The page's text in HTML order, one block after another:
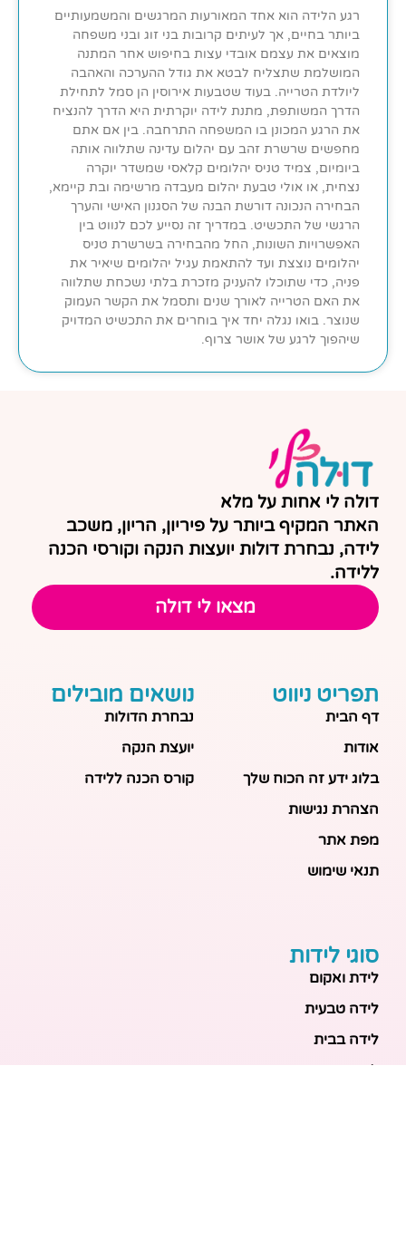
רגע הלידה הוא אחד המאורעות המרגשים והמשמעותיים
ביותר בחיים, אך לעיתים קרובות בני זוג ובני משפחה
מוצאים את עצמם אובדי עצות בחיפוש אחר המתנה
המושלמת שתצליח לבטא את גודל ההערכה והאהבה
ליולדת הטרייה. בעוד שטבעות אירוסין הן סמל לתחילת
הדרך המשותפת, מתנת לידה יוקרתית היא הדרך להנציח
את הרגע המכונן בו המשפחה התרחבה. בין אם אתם
מחפשים שרשרת זהב עם יהלום עדינה שתלווה אותה
ביומיום, צמיד טניס יהלומים קלאסי שמשדר יוקרה
נצחית, או אולי טבעת יהלום מעבדה מרשימה ובת קיימא,
הבחירה הנכונה דורשת הבנה של הסגנון האישי והערך
הרגשי של התכשיט. במדריך זה נסייע לכם לנווט בין
האפשרויות השונות, החל מהבחירה בשרשרת טניס
יהלומים נוצצת ועד להתאמת עגיל יהלומים שיאיר את
פניה, כדי שתוכלו להעניק מזכרת בלתי נשכחת שתלווה
את האם הטרייה לאורך שנים ותסמל את הקשר העמוק
שנוצר. בואו נגלה יחד איך בוחרים את התכשיט המדויק
שיהפוך לרגע של אושר צרוף.
דולה לי אחות על מלא
האתר המקיף ביותר על פיריון, הריון, משכב
לידה, נבחרת דולות יועצות הנקה וקורסי הכנה
ללידה.
מצאו לי דולה
תפריט ניווט
דף הבית
אודות
בלוג ידע זה הכוח שלך
הצהרת נגישות
מפת אתר
תנאי שימוש
נושאים מובילים
נבחרת הדולות
יועצת הנקה
קורס הכנה ללידה
סוגי לידות
לידת ואקום
לידה טבעית
לידה בבית
לידה מכשירנית